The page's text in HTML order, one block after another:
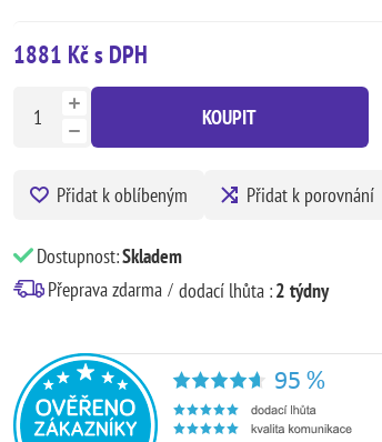
1881 Kč s DPH
KOUPIT
Přidat k oblíbeným Přidat k porovnání
Dostupnost:Skladem
Přeprava zdarma
dodací lhůta :2 týdny